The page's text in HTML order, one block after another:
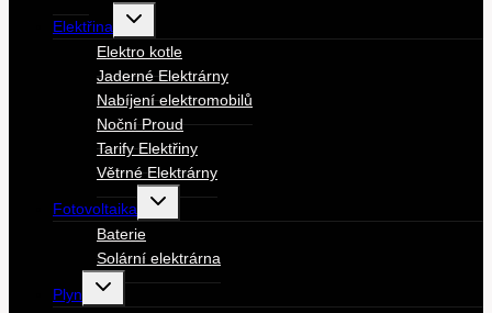
Elektřina
Toggle
menu
Elektro kotle
Jaderné Elektrárny
Nabíjení elektromobilů
Noční Proud
Tarify Elektřiny
Větrné Elektrárny
Fotovoltaika
Toggle
Baterie
Solární elektrárna
Plyn
Toggle